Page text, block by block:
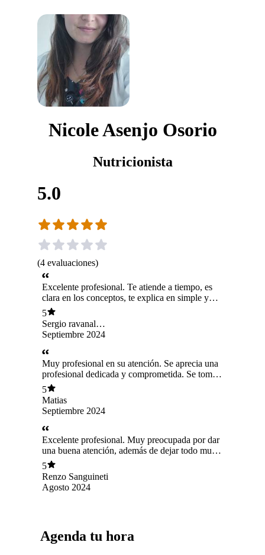
Nicole Asenjo Osorio
Nutricionista
5.0
(4 evaluaciones)
Excelente profesional. Te atiende a tiempo, es
clara en los conceptos, te explica en simple y
está llana a responder todas tus consultas. 100%
recomendable!
5
Sergio ravanal
valencia
Septiembre 2024
Muy profesional en su atención. Se aprecia una
profesional dedicada y comprometida. Se toma
el tiempo necesario, para que no existan dudas y
dejar todo bien claro y explicado. Todo lo
relacionado con el tratamiento, también fue muy
personalizado de acuerdo a mis necesidades y
capacidades. Excelente profesional.
5
Matias
Septiembre 2024
Excelente profesional. Muy preocupada por dar
una buena atención, además de dejar todo muy
claro a nivel técnico.
5
Renzo Sanguineti
Agosto 2024
Agenda tu hora